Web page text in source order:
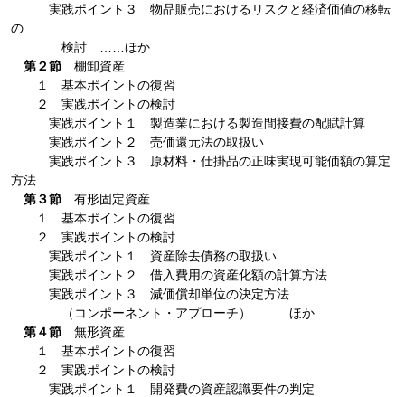
実践ポイント３ 物品販売におけるリスクと経済価値の移転
の
検討 ……ほか
第２節棚卸資産
１ 基本ポイントの復習
２ 実践ポイントの検討
実践ポイント１ 製造業における製造間接費の配賦計算
実践ポイント２ 売価還元法の取扱い
実践ポイント３ 原材料・仕掛品の正味実現可能価額の算定
方法
第３節有形固定資産
１ 基本ポイントの復習
２ 実践ポイントの検討
実践ポイント１ 資産除去債務の取扱い
実践ポイント２ 借入費用の資産化額の計算方法
実践ポイント３ 減価償却単位の決定方法
（コンポーネント・アプローチ） ……ほか
第４節無形資産
１ 基本ポイントの復習
２ 実践ポイントの検討
実践ポイント１ 開発費の資産認識要件の判定